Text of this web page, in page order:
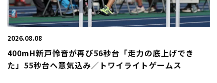
2026.08.08
400mH新戸怜音が再び56秒台「走力の底上げでき
た」55秒台へ意気込み／トワイライトゲームス